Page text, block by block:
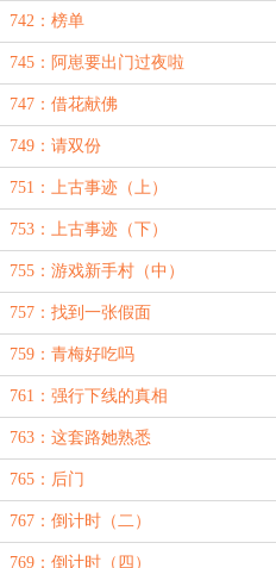
742：榜单
745：阿崽要出门过夜啦
747：借花献佛
749：请双份
751：上古事迹（上）
753：上古事迹（下）
755：游戏新手村（中）
757：找到一张假面
759：青梅好吃吗
761：强行下线的真相
763：这套路她熟悉
765：后门
767：倒计时（二）
769：倒计时（四）